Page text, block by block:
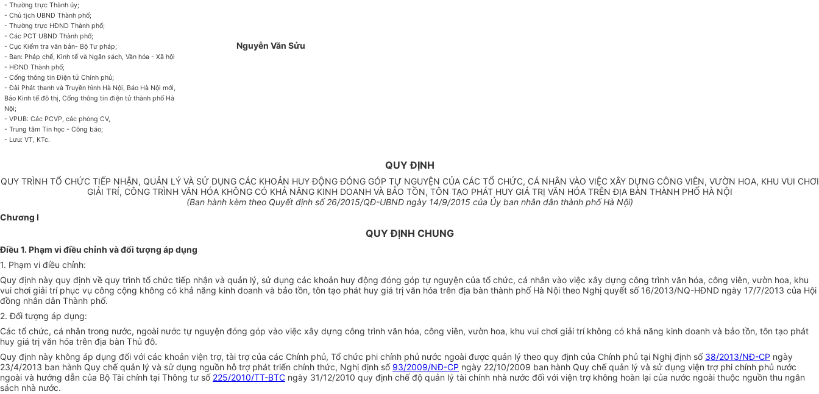
-Thường trực Thành ủy;
-Chủ tịch UBND Thành phố;
-Thường trực HĐND Thành phố;
-Các PCT UBND Thành phố;
-Cục Kiểm tra văn bản- Bộ Tư pháp;
- Ban: Pháp chế, Kinh tế và Ngân sách,Văn hóa - Xã hội
- HĐND Thành phố;
-Cổng thông tin Điện tử Chính phủ;
-Đài Phát thanh và Truyền hình Hà Nội, Báo Hà Nội mới,
Báo Kinh tế đô thị, Cổng thông tin điện tử thành phố Hà
Nội;
-VPUB: Các PCVP, các phòng CV,
-Trung tâm Tin học - Công báo;
- Lưu: VT, KTc.
Nguyễn Văn Sửu
QUY ĐỊNH
QUY TRÌNH TỔ CHỨC TIẾP NHẬN, QUẢN LÝ VÀ SỬ DỤNG CÁC KHOẢN HUY ĐỘNG ĐÓNG GÓP TỰ NGUYỆN CỦA CÁC TỔ CHỨC, CÁ NHÂN VÀO VIỆC XÂY DỰNG CÔNG VIÊN, VƯỜN HOA, KHU VUI CHƠI
GIẢI TRÍ, CÔNG TRÌNH VĂN HÓA KHÔNG CÓ KHẢ NĂNG KINH DOANH VÀ BẢO TỒN, TÔN TẠO PHÁT HUY GIÁ TRỊ VĂN HÓA TRÊN ĐỊA BÀN THÀNH PHỐ HÀ NỘI
(Ban hành kèm theo Quyết định số 26/2015/QĐ-UBND ngày14/9/2015 của Ủy ban nhân dân thành phốHà Nội)
Chương I
QUY ĐỊNH CHUNG
Điều 1. Phạm vi điều chỉnh và đối tượng áp dụng
1. Phạm vi điều chỉnh:
Quy định này quy định về quy trình tổ chức tiếp nhận và quản lý, sử dụng các khoản huy động đóng góp tự nguyện của tổ chức, cá nhân vào việc xây dựng công trình văn hóa, công viên, vườn hoa, khu
vui chơi giải trí phục vụ công cộng không có khả năng kinh doanh và bảo tồn, tôn tạo phát huy giá trị văn hóa trên địa bàn thành phố Hà Nội theo Nghị quyết số 16/2013/NQ-HĐND ngày 17/7/2013 của Hội
đồng nhân dân Thành phố.
2.Đối tượng áp dụng:
Các tổ chức, cá nhân trong nước, ngoài nước tự nguyện đóng góp vào việc xây dựng công trình văn hóa, công viên, vườn hoa, khu vui chơi giải trí không có khả năng kinh doanh và bảo tồn, tôn tạo phát
huy giá trị văn hóa trên địa bàn Thủ đô.
Quy định này không áp dụng đối với các khoản viện trợ, tài trợ của các Chính phủ, Tổ chức phi chính phủ nước ngoài được quản lý theo quy định của Chính phủ tại Nghị định số 38/2013/NĐ-CP ngày
23/4/2013 ban hành Quy chếquản lý và sử dụng nguồn hỗ trợ phát triển chính thức, Nghị định số 93/2009/NĐ-CP ngày 22/10/2009 ban hành Quy chế quản lý và sử dụng viện trợ phi chính phủ nước
ngoài và hướng dẫn của Bộ Tài chính tại Thông tư số 225/2010/TT-BTC ngày 31/12/2010 quy định chế độ quản lý tài chính nhà nước đối với viện trợ không hoàn lại của nước ngoài thuộc nguồn thu ngân
sách nhà nước.